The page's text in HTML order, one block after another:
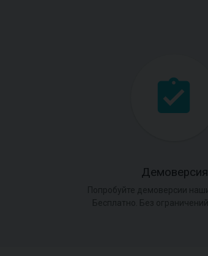
Демоверсия